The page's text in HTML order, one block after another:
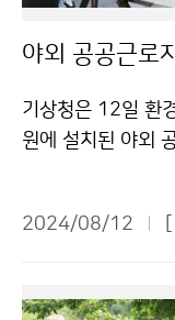
야외 공공근로
기상청은 12일 환
원에 설치된 야외
2024/08/12